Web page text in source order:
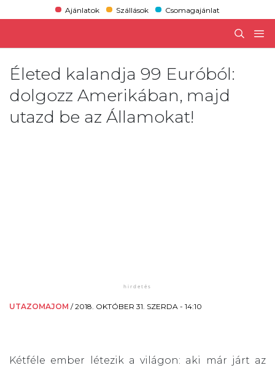
Ajánlatok Szállások Csomagajánlat
Életed kalandja 99 Euróból:
dolgozz Amerikában, majd
utazd be az Államokat!
UTAZOMAJOM /2018. OKTÓBER 31. SZERDA - 14:10
Kétféle ember létezik a világon: aki már járt az